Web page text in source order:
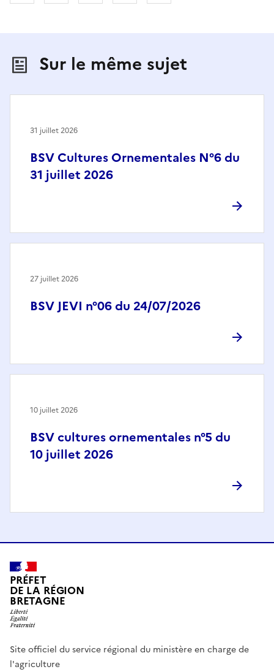
Sur le même sujet
BSV Cultures Ornementales N°6 du
31 juillet 2026
31 juillet 2026
BSV JEVI n°06 du 24/07/2026
27 juillet 2026
BSV cultures ornementales n°5 du
10 juillet 2026
10 juillet 2026
PRÉFET
DE LA RÉGION
BRETAGNE
Site officiel du service régional du ministère en charge de
l'agriculture